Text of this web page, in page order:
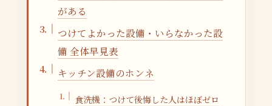
がある
つけてよかった設備・いらなかった設
備 全体早見表
キッチン設備のホンネ
食洗機：つけて後悔した人はほぼゼロ